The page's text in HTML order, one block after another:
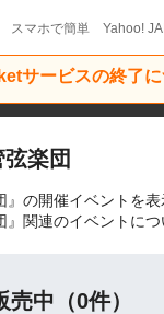
スマホで簡単 Yahoo!
サービスの終了
楽団
』の開催イベントを表
』関連のイベントに
売中（0件）